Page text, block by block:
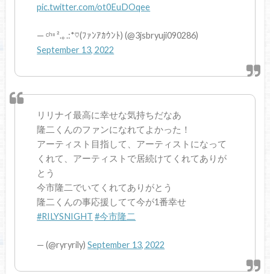
pic.twitter.com/ot0EuDOqee
— ᶜʰᶦᶦ ².｡.:*♡(ﾌｧﾝｱｶｳﾝﾄ) (@3jsbryuji090286)
September 13, 2022
リリナイ最高に幸せな気持ちだなあ
隆二くんのファンになれてよかった！
アーティスト目指して、アーティストになって
くれて、アーティストで居続けてくれてありが
とう
今市隆二でいてくれてありがとう
隆二くんの事応援してて今が1番幸せ
#RILYSNIGHT #今市隆二
— (@ryryrily)September 13, 2022